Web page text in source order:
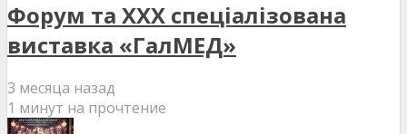
Форум та XXX спеціалізована
виставка «ГалМЕД»
3 месяца назад
1 минут на прочтение